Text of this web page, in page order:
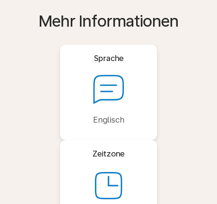
Mehr Informationen
Sprache
Englisch
Zeitzone